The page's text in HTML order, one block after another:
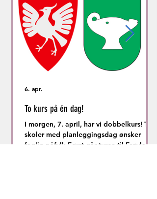
To kurs på én dag!
I morgen, 7. april, har vi dobbelkurs! To
skoler med planleggingsdag ønsker
faglig påfyll: Først går turen til Frøyland
6. apr.